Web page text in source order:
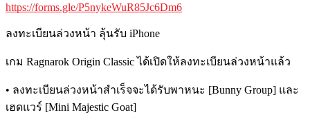
https://forms.gle/P5nykeWuR85Jc6Dm6
ลงทะเบียนล่วงหน้า ลุ้นรับ iPhone
เกม Ragnarok Origin Classicได้เปิดให้ลงทะเบียนล่วงหน้าแล้ว
• ลงทะเบียนล่วงหน้าสำเร็จจะได้รับพาหนะ [Bunny Group] และ
เฮดแวร์ [Mini Majestic Goat]